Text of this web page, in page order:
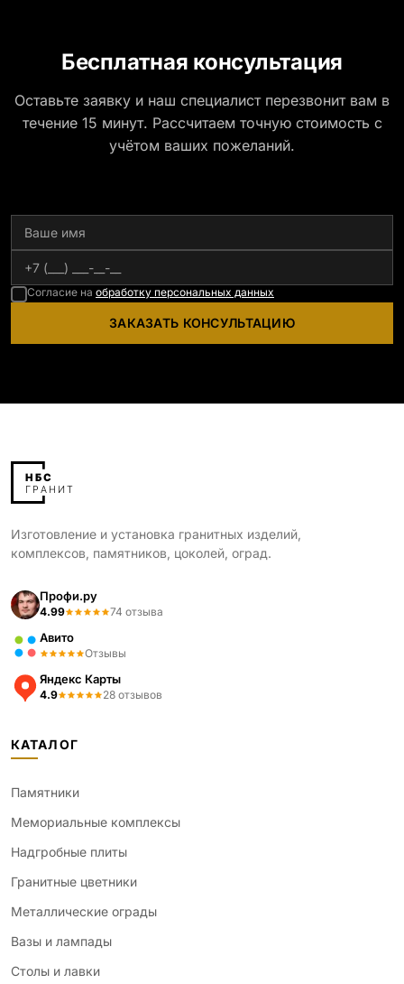
Бесплатная консультация
Оставьте заявку и наш специалист перезвонит вам в
течение 15 минут. Рассчитаем точную стоимость с
учётом ваших пожеланий.
Согласие на обработку персональных данных
ЗАКАЗАТЬ КОНСУЛЬТАЦИЮ
Изготовление и установка гранитных изделий,
комплексов, памятников, цоколей, оград.
Профи.ру
4.99 74 отзыва
Авито
Отзывы
Яндекс Карты
4.9 28 отзывов
КАТАЛОГ
Памятники
Мемориальные комплексы
Надгробные плиты
Гранитные цветники
Металлические ограды
Вазы и лампады
Столы и лавки